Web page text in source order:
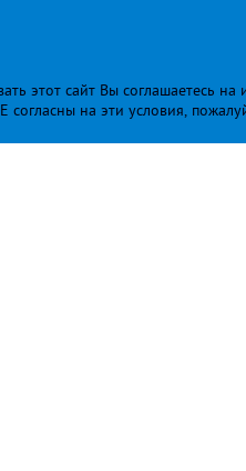
этот сайт Вы соглашаетесь
согласны на эти условия,